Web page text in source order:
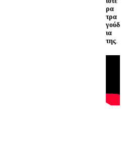
ρα
τρα
γούδ
ια
της.